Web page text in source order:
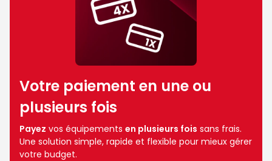
Votre paiement en une ou
plusieurs fois
Payez vos équipements en plusieurs fois sans frais.
Une solution simple, rapide et flexible pour mieux gérer
votre budget.